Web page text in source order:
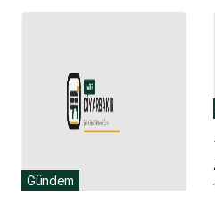
MHP’li Bülbül arasında
Gündem